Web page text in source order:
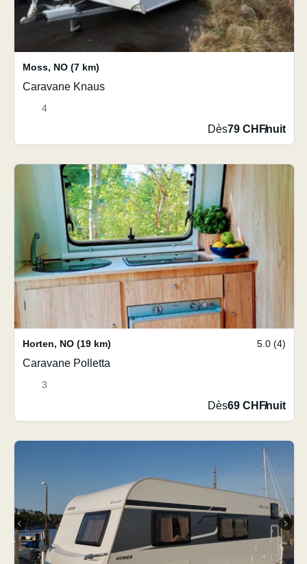
Moss, NO (7 km)
Caravane Knaus
4
Dès79 CHF/nuit
Horten, NO (19 km) 5.0 (4)
Caravane Polletta
3
Dès69 CHF/nuit